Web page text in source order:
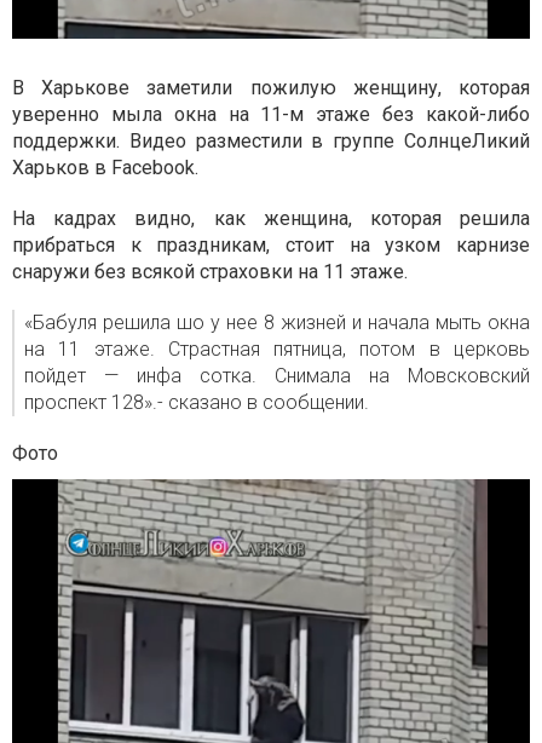
В Харькове заметили пожилую женщину, которая
уверенно мыла окна на 11-м этаже без какой-либо
поддержки. Видео разместили в группе СолнцеЛикий
Харьков в Facebook.
На кадрах видно, как женщина, которая решила
прибраться к праздникам, стоит на узком карнизе
снаружи без всякой страховки на 11 этаже.
«Бабуля решила шо у нее 8 жизней и начала мыть окна
на 11 этаже. Страстная пятница, потом в церковь
пойдет — инфа сотка. Снимала на Мовсковский
проспект 128».- сказано в сообщении.
Фото